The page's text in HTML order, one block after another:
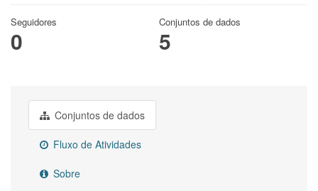
Seguidores
0
Conjuntos de dados
5
Conjuntos de dados
Fluxo de Atividades
Sobre